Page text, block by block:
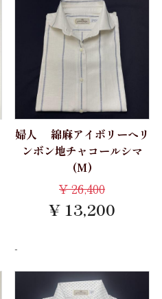
婦人 綿麻アイボリーへリ
ンボン地チャコールシマ
(M)
¥26,400
¥ 13,200
-